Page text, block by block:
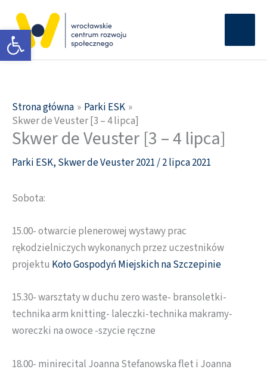
Otwórz pasek narzędzi
treści
Strona główna
Parki ESK
Skwer de Veuster [3 – 4 lipca]
Skwer de Veuster [3 – 4 lipca]
Parki ESK, Skwer de Veuster 2021/2 lipca 2021
Sobota:
15.00- otwarcie plenerowej wystawy prac
rękodzielniczych wykonanych przez uczestników
projektu Koło Gospodyń Miejskich na Szczepinie
15.30- warsztaty w duchu zero waste- bransoletki-
technika arm knitting- laleczki-technika makramy-
woreczki na owoce -szycie ręczne
18.00- minirecital Joanna Stefanowska flet i Joanna